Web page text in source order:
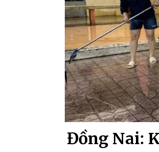
Đồng Nai: